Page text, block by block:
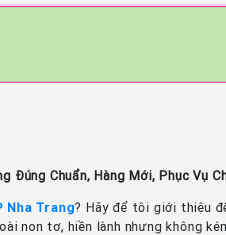
Đúng Chuẩn, Hàng Mới, Phục Vụ
Nha Trang? Hãy để tôi giới thiệu
non tơ, hiền lành nhưng không